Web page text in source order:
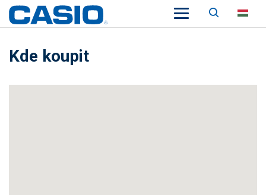
Keresés
Kde koupit